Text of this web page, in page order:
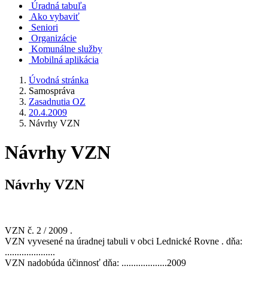
Úradná tabuľa
Ako vybaviť
Seniori
Organizácie
Komunálne služby
Mobilná aplikácia
Úvodná stránka
Samospráva
Zasadnutia OZ
20.4.2009
Návrhy VZN
Návrhy VZN
Návrhy VZN
VZN č. 2 / 2009 .
VZN vyvesené na úradnej tabuli v obci Lednické Rovne . dňa:
.....................
VZN nadobúda účinnosť dňa: ...................2009